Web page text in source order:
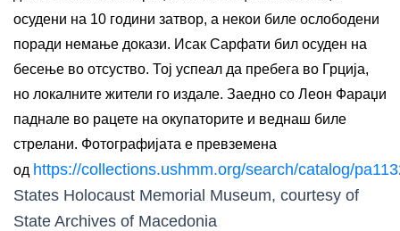
осудени на 10 години затвор, а некои биле ослободени
поради немање докази. Исак Сарфати бил осуден на
бесење во отсуство. Тој успеал да пребега во Грција,
но локалните жители го издале. Заедно со Леон Фараџи
паднале во рацете на окупаторите и веднаш биле
стрелани. Фотографијата е превземена
од https://collections.ushmm.org/search/catalog/
States Holocaust Memorial Museum, courtesy of
State Archives of Macedonia